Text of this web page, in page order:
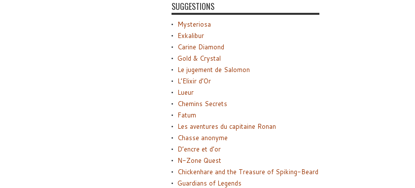
SUGGESTIONS
Mysteriosa
Exkalibur
Carine Diamond
Gold & Crystal
Le jugement de Salomon
L’Elixir d’Or
Lueur
Chemins Secrets
Fatum
Les aventures du capitaine Ronan
Chasse anonyme
D’encre et d’or
N-Zone Quest
Chickenhare and the Treasure of Spiking-Beard
Guardians of Legends